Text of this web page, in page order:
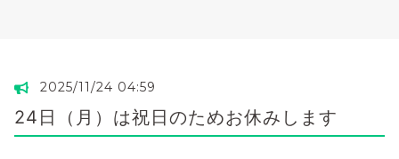
2025/11/24 04:59
24日（月）は祝日のためお休みします